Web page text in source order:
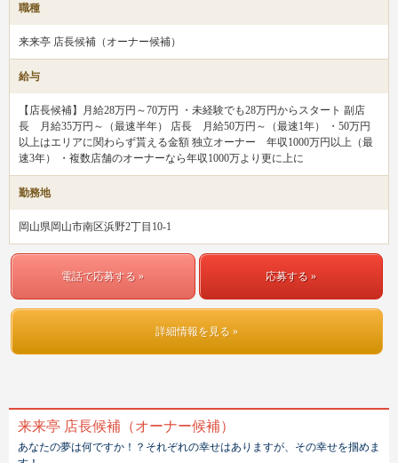
職種
来来亭 店長候補（オーナー候補）
給与
【店長候補】月給28万円～70万円 ・未経験でも28万円からスタート 副店
長 月給35万円～（最速半年） 店長 月給50万円～（最速1年） ・50万円
以上はエリアに関わらず貰える金額 独立オーナー 年収1000万円以上（最
速3年） ・複数店舗のオーナーなら年収1000万より更に上に
勤務地
岡山県岡山市南区浜野2丁目10-1
電話で応募する » 応募する »
詳細情報を見る »
来来亭 店長候補（オーナー候補）
あなたの夢は何ですか！？それぞれの幸せはありますが、その幸せを掴めま